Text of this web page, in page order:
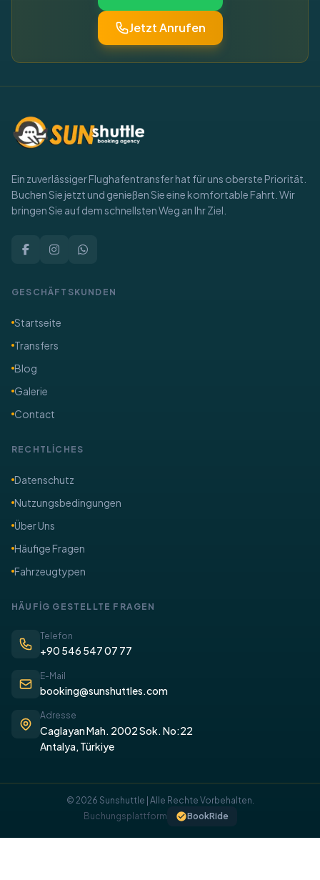
Jetzt Anrufen
Ein zuverlässiger Flughafentransfer hat für uns oberste Priorität.
Buchen Sie jetzt und genießen Sie eine komfortable Fahrt. Wir
bringen Sie auf dem schnellsten Weg an Ihr Ziel.
GESCHÄFTSKUNDEN
Startseite
Transfers
Blog
Galerie
Contact
RECHTLİCHES
​Datenschutz
Nutzungsbedingungen
Über Uns
​Häufige Fragen
Fahrzeugtypen
​HÄUFİG GESTELLTE FRAGEN
Telefon
+90 546 547 07 77
E-Mail
booking@sunshuttles.com
Adresse
Caglayan Mah. 2002 Sok. No:22
Antalya, Türkiye
© 2026 Sunshuttle | Alle Rechte Vorbehalten.
Buchungsplattform
BookRide